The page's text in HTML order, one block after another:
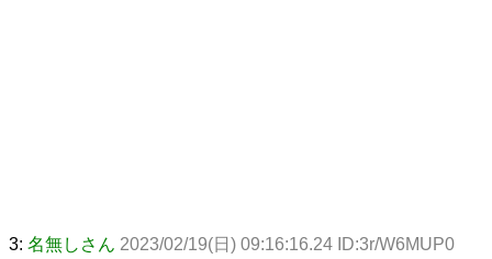
3: 名無しさん 2023/02/19(日) 09:16:16.24 ID:3r/W6MUP0